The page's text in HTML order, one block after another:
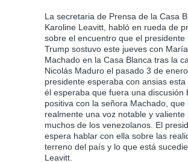
La secretaria de Prensa de la Casa
Karoline Leavitt, habló en rueda de
sobre el encuentro que el presidente
Trump sostuvo este jueves con
Machado en la Casa Blanca tras la
Nicolás Maduro el pasado 3 de
presidente esperaba con ansias
él esperaba que fuera una discusión
positiva con la señora Machado, que
realmente una voz notable y valiente
muchos de los venezolanos. El
espera hablar con ella sobre las
terreno del país y lo que está
Leavitt.